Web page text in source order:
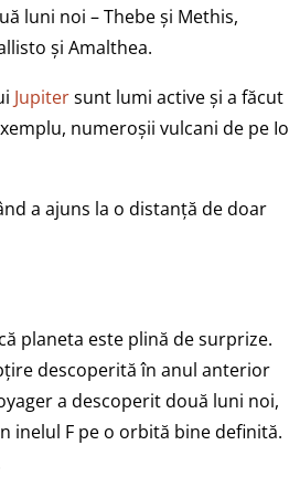
luni noi – Thebe și Methis,
și Amalthea.
Jupitersunt lumi active și a făcut
numeroșii vulcani de pe Io
a ajuns la o distanță de doar
planeta este plină de surprize.
descoperită în anul anterior
a descoperit două luni noi,
inelul F pe o orbită bine definită.